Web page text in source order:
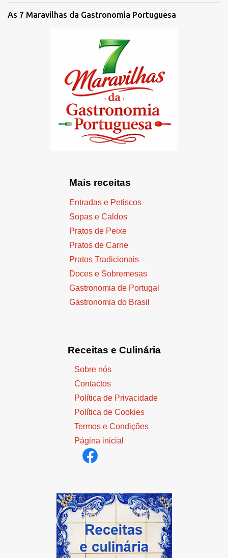
As 7 Maravilhas da Gastronomia Portuguesa
Mais receitas
Entradas e Petiscos
Sopas e Caldos
Pratos de Peixe
Pratos de Carne
Pratos Tradicionais
Doces e Sobremesas
Gastronomia de Portugal
Gastronomia do Brasil
Receitas e Culinária
Sobre nós
Contactos
Política de Privacidade
Política de Cookies
Termos e Condições
Página inicial